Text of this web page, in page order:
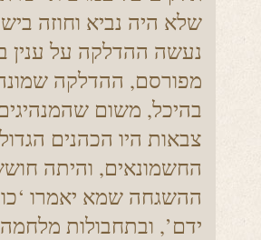
שלא היה נביא וחוזה
נעשה ההדלקה על ענין
מפורסם, ההדלקה
בהיכל, משום
צבאות היו הכהנים
החשמונאים, והיתה
ההשגחה שמא יאמרו
ידם’, ובתחבולות